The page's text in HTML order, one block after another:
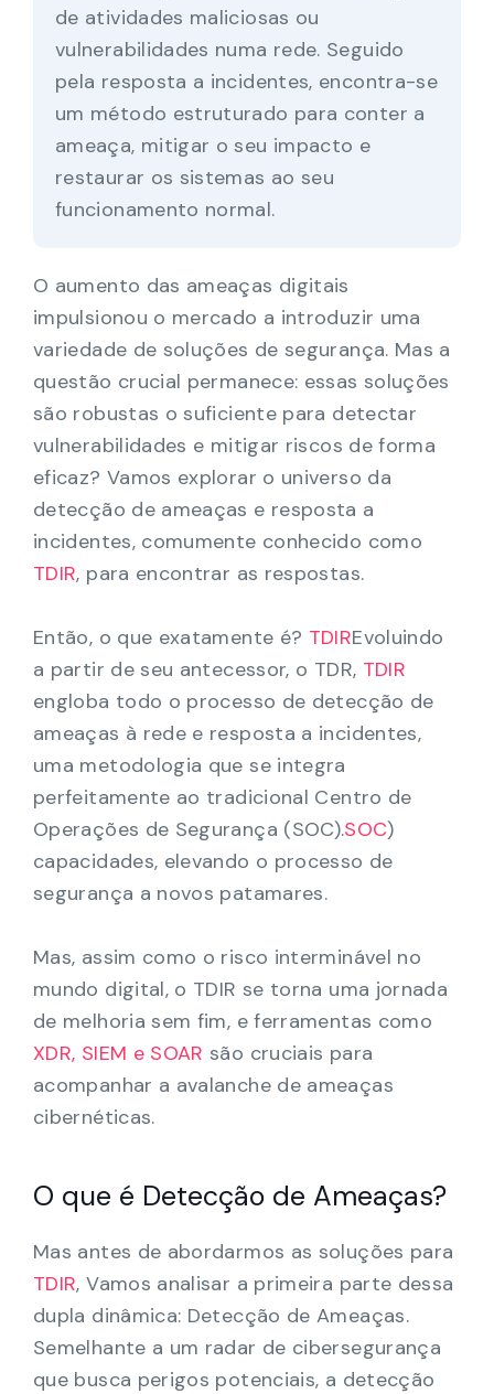
de atividades maliciosas ou
vulnerabilidades numa rede. Seguido
pela resposta a incidentes, encontra-se
um método estruturado para conter a
ameaça, mitigar o seu impacto e
restaurar os sistemas ao seu
funcionamento normal.
O aumento das ameaças digitais
impulsionou o mercado a introduzir uma
variedade de soluções de segurança. Mas a
questão crucial permanece: essas soluções
são robustas o suficiente para detectar
vulnerabilidades e mitigar riscos de forma
eficaz? Vamos explorar o universo da
detecção de ameaças e resposta a
incidentes, comumente conhecido como
TDIR, para encontrar as respostas.
Então, o que exatamente é? TDIREvoluindo
a partir de seu antecessor, o TDR, TDIR
engloba todo o processo de detecção de
ameaças à rede e resposta a incidentes,
uma metodologia que se integra
perfeitamente ao tradicional Centro de
Operações de Segurança (SOC).SOC)
capacidades, elevando o processo de
segurança a novos patamares.
Mas, assim como o risco interminável no
mundo digital, o TDIR se torna uma jornada
de melhoria sem fim, e ferramentas como
XDR, SIEM e SOAR são cruciais para
acompanhar a avalanche de ameaças
cibernéticas.
O que é Detecção de Ameaças?
Mas antes de abordarmos as soluções para
TDIR, Vamos analisar a primeira parte dessa
dupla dinâmica: Detecção de Ameaças.
Semelhante a um radar de cibersegurança
que busca perigos potenciais, a detecção